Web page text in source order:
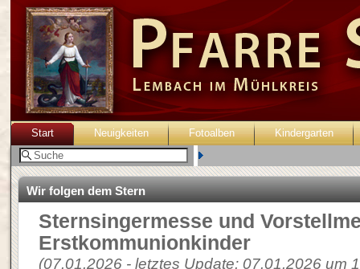
Start Neuigkeiten Fotoalben Kindergarten
Wir folgen dem Stern
Sternsingermesse und
Erstkommunionkinder
(07.01.2026 - letztes Update: 07.01.2026 um